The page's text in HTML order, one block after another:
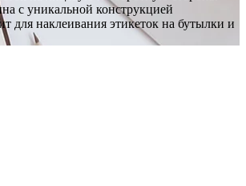
с уникальной конструкцией
для наклеивания этикеток на бутылки и